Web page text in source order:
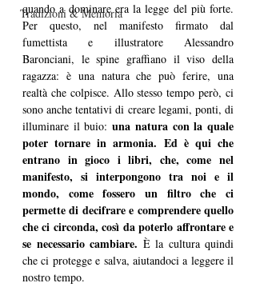
Tradizioni & Memoria
quando a dominare era la legge del più forte.
Per questo, nel manifesto firmato dal
fumettista e illustratore Alessandro
Baronciani, le spine graffiano il viso della
ragazza: è una natura che può ferire, una
realtà che colpisce. Allo stesso tempo però, ci
sono anche tentativi di creare legami, ponti, di
illuminare il buio: una natura con la quale
poter tornare in armonia. Ed è qui che
entrano in gioco i libri, che, come nel
manifesto, si interpongono tra noi e il
mondo, come fossero un filtro che ci
permette di decifrare e comprendere quello
che ci circonda, così da poterlo affrontare e
se necessario cambiare. È la cultura quindi
che ci protegge e salva, aiutandoci a leggere il
nostro tempo.